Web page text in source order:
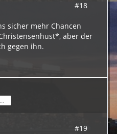
#18
sicher mehr Chancen
aber der
gegen ihn.
hsv.qiumi.de & usa.qiumi.de
#19